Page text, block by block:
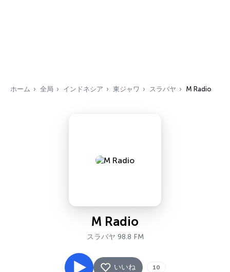
ホーム 全局 インドネシア 東ジャワ スラバヤ M Radio
M Radio
スラバヤ 98.8 FM
いいね 10